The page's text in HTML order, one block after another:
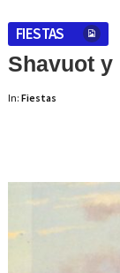
FIESTAS
Shavuot
In: Fiestas